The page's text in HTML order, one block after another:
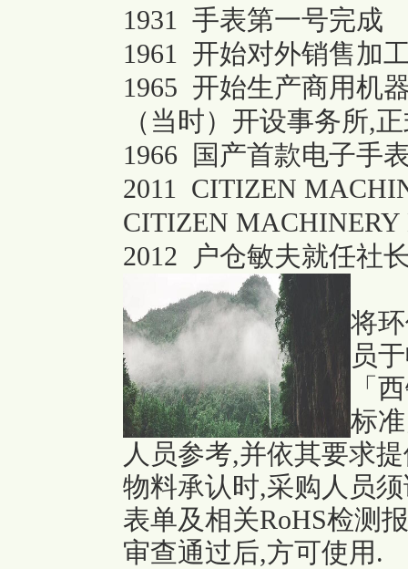
1931 手表第一号完成
1961 开始对外销售加
1965 开始生产商用机
（当时）开设事务所,
1966 国产首款电子手
2011 CITIZEN
CITIZEN
2012 户仓敏夫就任社
将
员
「
标
人员参考,并依其要求
物料承认时,采购人员
表单及相关RoHS检测
审查通过后,方可使